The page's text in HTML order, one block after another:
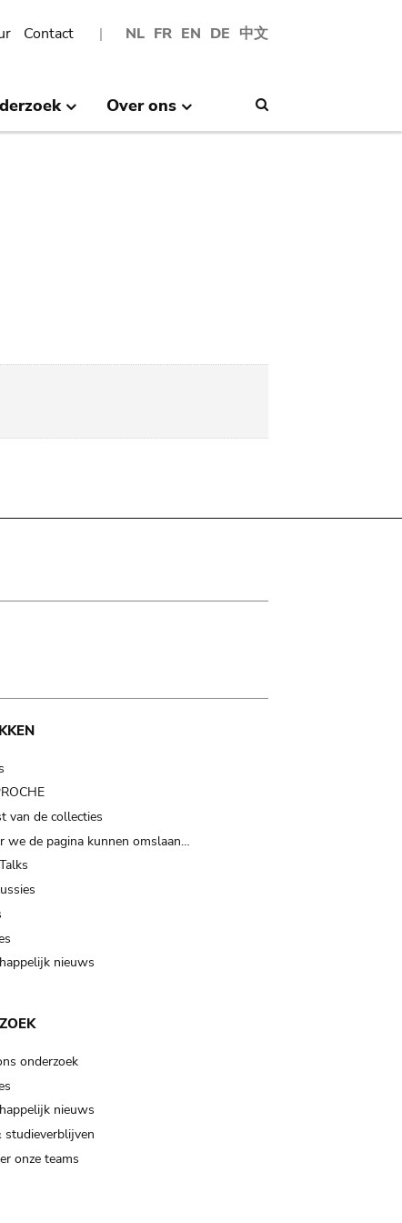
NL FR EN DE 中文
Contact
Over ons
van de collecties
we de pagina kunnen omslaan…
nieuws
onderzoek
nieuws
studieverblijven
onze teams